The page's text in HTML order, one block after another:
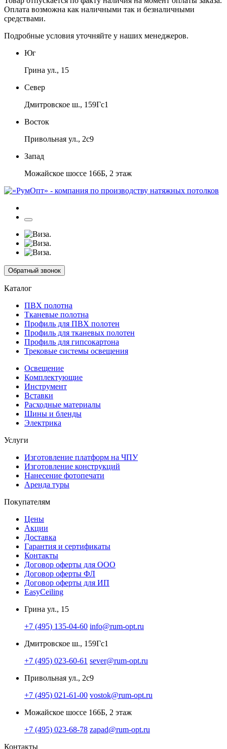
Оплата возможна как наличными так и безналичными
средствами.
Подробные условия уточняйте у наших менеджеров.
Юг
Грина ул., 15
Север
Дмитровское ш., 159Гс1
Восток
Привольная ул., 2с9
Запад
Можайское шоссе 166Б, 2 этаж
Обратный звонок
Каталог
ПВХ полотна
Тканевые полотна
Профиль для ПВХ полотен
Профиль для тканевых полотен
Профиль для гипсокартона
Трековые системы освещения
Освещение
Комплектующие
Инструмент
Вставки
Расходные материалы
Шины и бленды
Электрика
Услуги
Изготовление платформ на ЧПУ
Изготовление конструкций
Нанесение фотопечати
Аренда туры
Покупателям
Цены
Акции
Доставка
Гарантия и сертификаты
Контакты
Договор оферты для ООО
Договор оферты ФЛ
Договор оферты для ИП
EasyCeiling
Грина ул., 15
+7 (495) 135-04-60 info@rum-opt.ru
Дмитровское ш., 159Гс1
+7 (495) 023-60-61 sever@rum-opt.ru
Привольная ул., 2с9
+7 (495) 021-61-00 vostok@rum-opt.ru
Можайское шоссе 166Б, 2 этаж
+7 (495) 023-68-78 zapad@rum-opt.ru
Контакты